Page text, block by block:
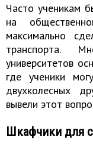
Часто ученикам
на
максимально
транспорта.
университетов
где ученики
двухколесных
вывели этот
Шкафчики для